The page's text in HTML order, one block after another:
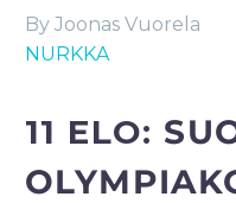
By Joonas Vuorela
NURKKA
11 ELO: